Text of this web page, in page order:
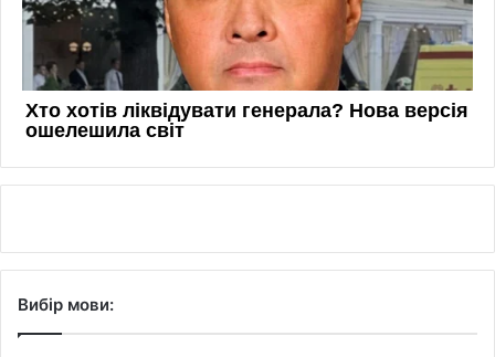
Вибір мови: